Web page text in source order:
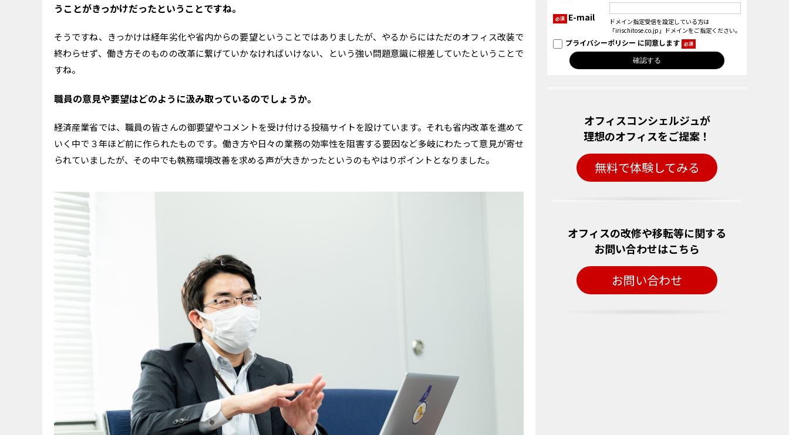
うことがきっかけだったということですね。
そうですね、きっかけは経年劣化や省内からの要望ということではありましたが、やるからにはただのオフィス改装で
終わらせず、働き方そのものの改革に繋げていかなければいけない、という強い問題意識に根差していたということで
すね。
職員の意見や要望はどのように汲み取っているのでしょうか。
経済産業省では、職員の皆さんの御要望やコメントを受け付ける投稿サイトを設けています。それも省内改革を進めて
いく中で３年ほど前に作られたものです。働き方や日々の業務の効率性を阻害する要因など多岐にわたって意見が寄せ
られていましたが、その中でも執務環境改善を求める声が大きかったというのもやはりポイントとなりました。
必須 E-mail
ドメイン指定受信を設定している方は
「irischitose.co.jp」ドメインをご指定ください。
プライバシーポリシー に同意します 必須
オフィスコンシェルジュが
理想のオフィスをご提案！
無料で体験してみる
オフィスの改修や移転等に関する
お問い合わせはこちら
お問い合わせ